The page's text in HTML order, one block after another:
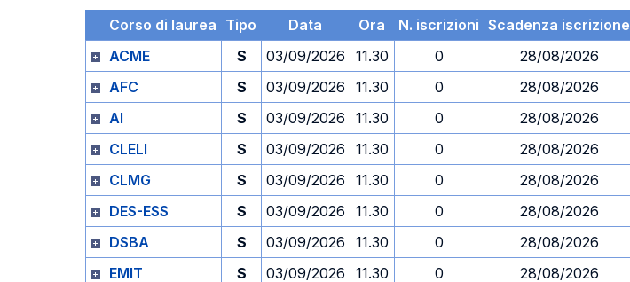
Corso di laurea Tipo Data Ora N. iscrizioni Scadenza iscrizione
ACME
S 03/09/2026 11.30 0
28/08/2026
AFC
S 03/09/2026 11.30 0
28/08/2026
AI
S 03/09/2026 11.30 0
28/08/2026
CLELI
S 03/09/2026 11.30 0
28/08/2026
CLMG
S 03/09/2026 11.30 0
28/08/2026
DES-ESS
S 03/09/2026 11.30 0
28/08/2026
DSBA
S 03/09/2026 11.30 0
28/08/2026
EMIT
S 03/09/2026 11.30 0
28/08/2026